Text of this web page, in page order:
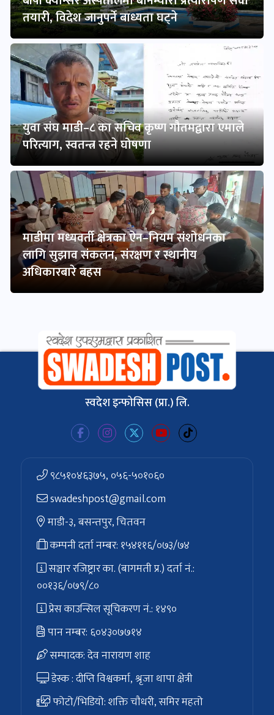
तयारी, विदेश जानुपर्ने बाध्यता घट्ने
युवा संघ माडी–८ का सचिव कृष्ण गौतमद्वारा एमाले
परित्याग, स्वतन्त्र रहने घोषणा
माडीमा मध्यवर्ती क्षेत्रका ऐन–नियम संशोधनका
लागि सुझाव संकलन, संरक्षण र स्थानीय
अधिकारबारे बहस
स्वदेश इन्फोसिस (प्रा.) लि.
९८५१०४६३७५, ०५६-५०१०६०
swadeshpost@gmail.com
माडी-३, बसन्तपुर, चितवन
कम्पनी दर्ता नम्बर: १५४११६/०७३/७४
सञ्चार रजिष्ट्रार का. (बागमती प्र.) दर्ता नं.:
००१३६/०७९/८०
प्रेस काउन्सिल सूचिकरण नं.: १४९०
पान नम्बर: ६०४३०७७१४
सम्पादक: देव नारायण शाह
डेस्क : दीप्ति विश्वकर्मा, श्रृजा थापा क्षेत्री
फोटो/भिडियो: शक्ति चाैधरी, समिर महतो